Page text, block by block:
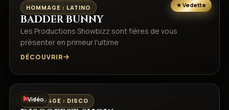
HOMMAGE : LATINO
BADDER BUNNY
Les Productions Showbizz sont fières de vous
présenter en primeur l'ultime
DÉCOUVRIR
Vidéo
HOMMAGE : DISCO